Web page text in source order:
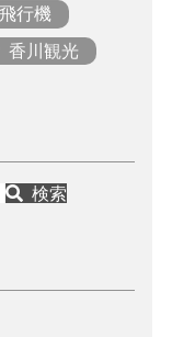
飛行機
香川観光
検索